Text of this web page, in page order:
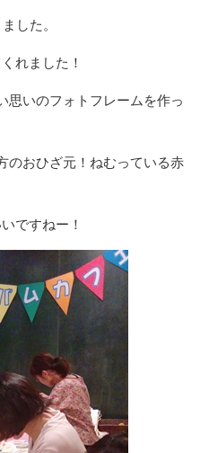
した。
れました！
思いのフォトフレームを作っ
のおひざ元！ねむっている赤
ですねー！